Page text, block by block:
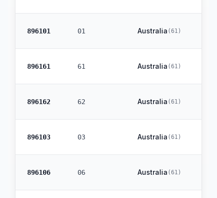
896101 01 Australia (61)
896161 61 Australia (61)
896162 62 Australia (61)
896103 03 Australia (61)
896106 06 Australia (61)